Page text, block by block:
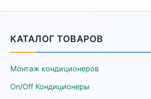
КАТАЛОГ ТОВАРОВ
Монтаж кондиционеров
On/Off Кондиционеры